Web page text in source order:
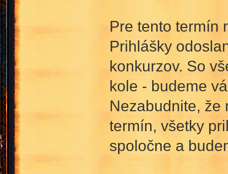
Pre tento termín
Prihlášky
konkurzov. So
kole - budeme
Nezabudnite, že
termín, všetky
spoločne a